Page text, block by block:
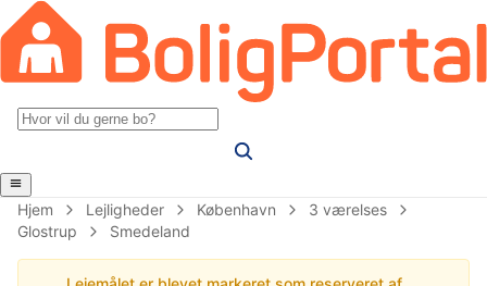
Hjem Lejligheder København
3 værelses
Glostrup
Smedeland